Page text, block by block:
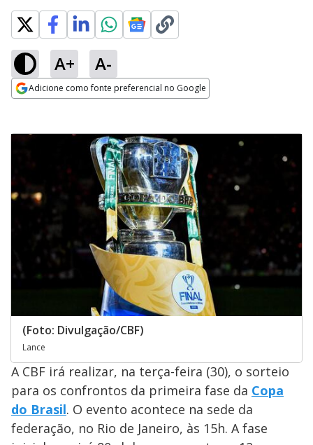
A+ A-
Adicione como fonte preferencial no Google
(Foto: Divulgação/CBF)
Lance
A CBF irá realizar, na terça-feira (30), o sorteio
para os confrontos da primeira fase da Copa
do Brasil. O evento acontece na sede da
federação, no Rio de Janeiro, às 15h. A fase